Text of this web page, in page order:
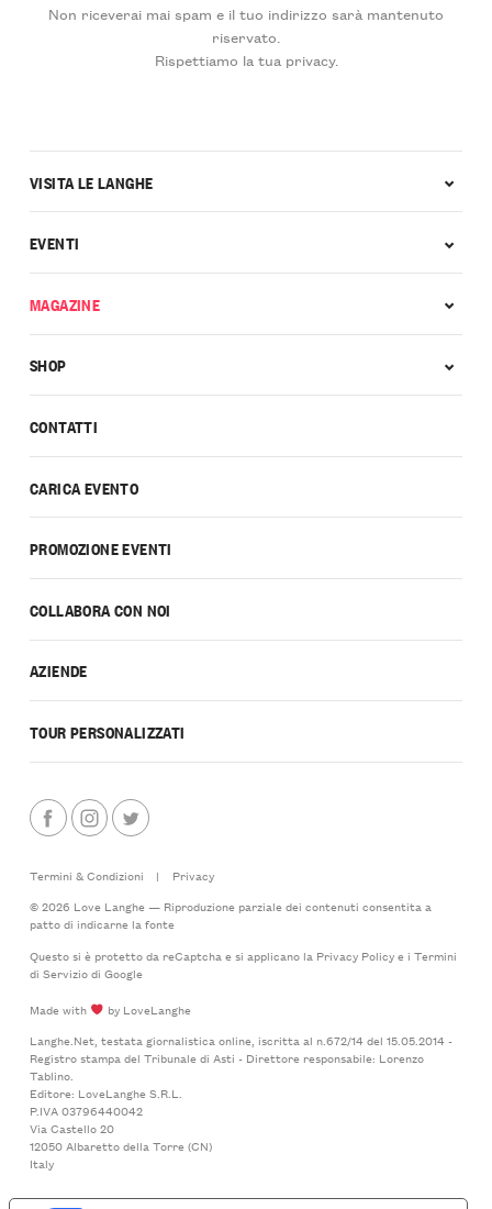
Non riceverai mai spam e il tuo indirizzo sarà mantenuto
riservato.
Rispettiamo la tua privacy.
CONTATTI
CARICA EVENTO
PROMOZIONE EVENTI
COLLABORA CON NOI
AZIENDE
TOUR PERSONALIZZATI
VISITA LE LANGHE
EVENTI
MAGAZINE
SHOP
Termini & Condizioni |
Privacy
© 2026 Love Langhe — Riproduzione parziale dei contenuti consentita a
patto di indicarne la fonte
Questo si è protetto da reCaptcha e si applicano la Privacy Policye i Termini
di Serviziodi Google
Made with
by LoveLanghe
Langhe.Net, testata giornalistica online, iscritta al n.672/14 del 15.05.2014 -
Registro stampa del Tribunale di Asti - Direttore responsabile: Lorenzo
Tablino.
Editore: LoveLanghe S.R.L.
P.IVA 03796440042
Via Castello 20
12050 Albaretto della Torre (CN)
Italy